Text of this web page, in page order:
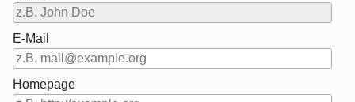
E-Mail
Homepage